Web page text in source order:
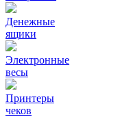
Денежные
ящики
Электронные
весы
Принтеры
чеков